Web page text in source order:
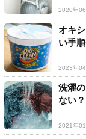
2020年06
オキ
い手
2023年04
洗濯
ない？
2021年01